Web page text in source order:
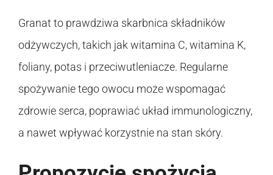
Granat to prawdziwa skarbnica składników
odżywczych, takich jak witamina C, witamina K,
foliany, potas i przeciwutleniacze. Regularne
spożywanie tego owocu może wspomagać
zdrowie serca, poprawiać układ immunologiczny,
a nawet wpływać korzystnie na stan skóry.